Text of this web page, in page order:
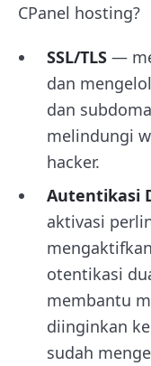
CPanel hosting?
SSL/TLS —
dan
dan
melindungi
hacker.
Autentikasi
aktivasi
otentikasi
membantu
diinginkan
sudah